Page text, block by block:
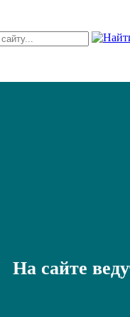
На сайте